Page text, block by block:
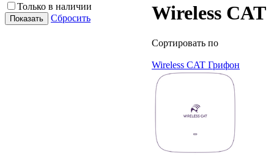
Только в наличии
Сбросить
Wireless CAT
Сортировать по
Wireless CAT Грифон